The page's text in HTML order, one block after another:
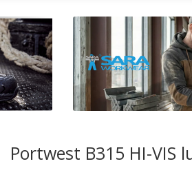
Portwest B315 HI-VIS